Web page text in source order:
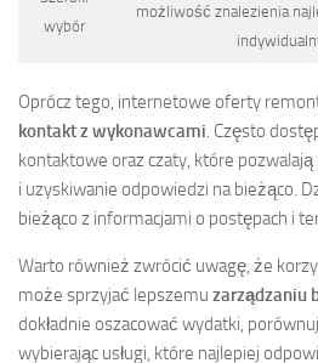
wybór
możliwość znalezienia
Oprócz tego, internetowe oferty
kontakt z wykonawcami . Często
kontaktowe oraz czaty, które
i uzyskiwanie odpowiedzi na bieżąco.
bieżąco z informacjami o postępach i
Warto również zwrócić uwagę, że
może sprzyjać lepszemu zarządzaniu
dokładnie oszacować wydatki,
wybierając usługi, które najlepiej